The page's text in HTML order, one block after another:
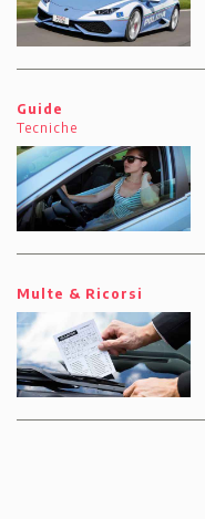
Guide
Tecniche
Multe & Ricorsi